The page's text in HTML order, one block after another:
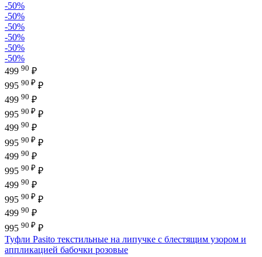
-50%
-50%
-50%
-50%
-50%
-50%
499 90 ₽
995 90 ₽ ₽
499 90 ₽
995 90 ₽ ₽
499 90 ₽
995 90 ₽ ₽
499 90 ₽
995 90 ₽ ₽
499 90 ₽
995 90 ₽ ₽
499 90 ₽
995 90 ₽ ₽
Туфли Pasito текстильные на липучке с блестящим узором и
аппликацией бабочки розовые